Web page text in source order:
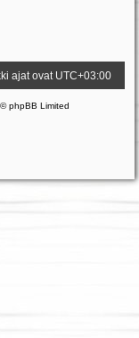
ajat ovat UTC+03:00
phpBB Limited